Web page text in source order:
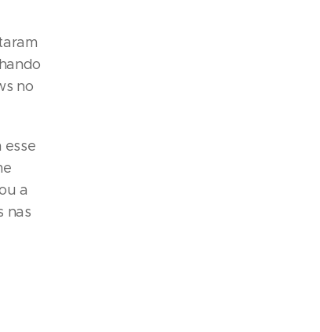
no
esse
a
nas